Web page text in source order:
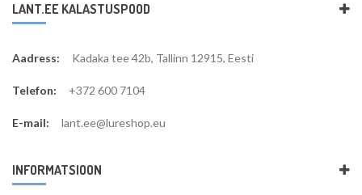
LANT.EE KALASTUSPOOD
Aadress: Kadaka tee 42b, Tallinn 12915, Eesti
Telefon: +372 600 7104
E-mail: lant.ee@lureshop.eu
INFORMATSIOON